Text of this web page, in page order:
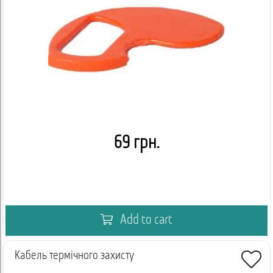
69 грн.
Add to cart
Кабель термічного захисту